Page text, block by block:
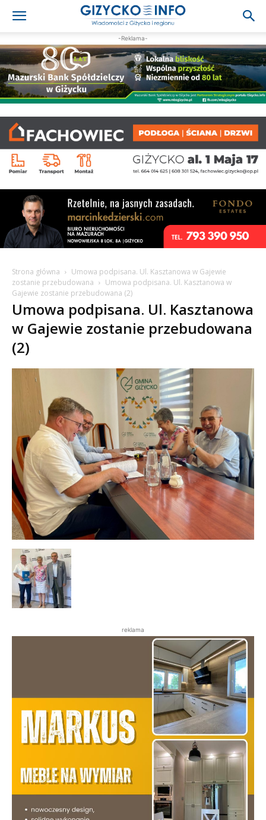
-Reklama-
Strona główna
Umowa podpisana. Ul. Kasztanowa w Gajewie
zostanie przebudowana
Umowa podpisana. Ul. Kasztanowa w
Gajewie zostanie przebudowana (2)
Umowa podpisana. Ul. Kasztanowa
w Gajewie zostanie przebudowana
(2)
reklama